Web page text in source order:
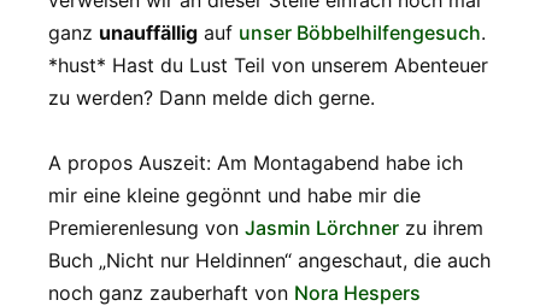
ganz unauffällig auf unser Böbbelhilfengesuch.
*hust* Hast du Lust Teil von unserem Abenteuer
zu werden? Dann melde dich gerne.
A propos Auszeit: Am Montagabend habe ich
mir eine kleine gegönnt und habe mir die
Premierenlesung von Jasmin Lörchner zu ihrem
Buch „Nicht nur Heldinnen“ angeschaut, die auch
noch ganz zauberhaft von Nora Hespers